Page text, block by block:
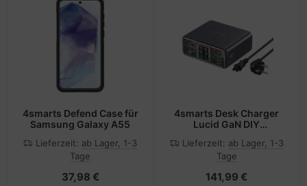
4smarts Defend Case für
Samsung Galaxy A55
Lieferzeit: ab Lager, 1-3
Tage
37,98 €
4smarts Desk Charger
Lucid GaN DIY
Lieferzeit: ab Lager, 1-3
Tage
141,99 €